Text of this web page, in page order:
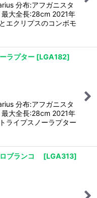
分布:アフガニスタ
大全長:28cm 2021年
エクリプスのコンボモ
ラプター [LGA182]
分布:アフガニスタ
大全長:28cm 2021年
ライプスノーラプター
ブランコ [LGA313]